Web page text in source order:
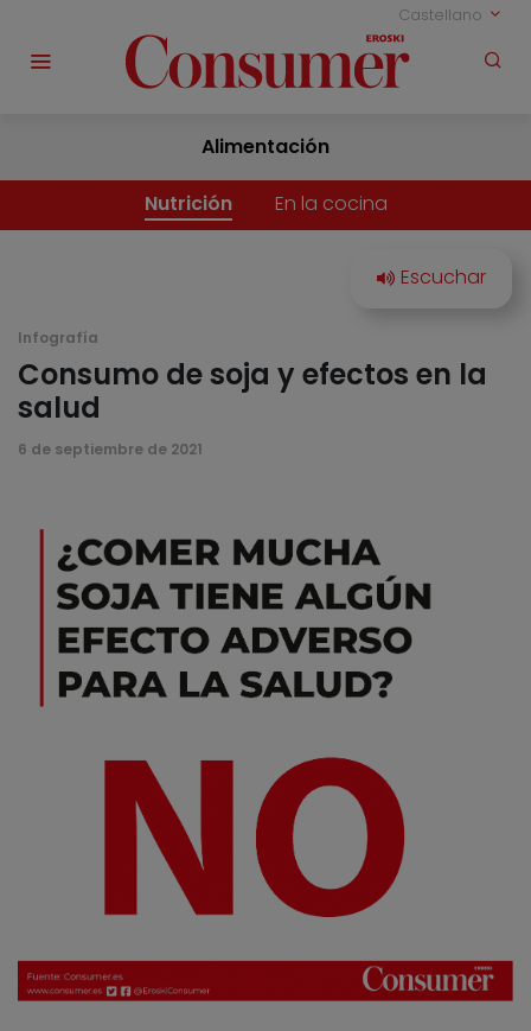
Castellano
Alimentación
Nutrición En la cocina
Infografía
Consumo de soja y efectos en la
salud
6 de septiembre de 2021